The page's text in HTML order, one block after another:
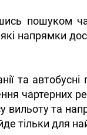
пошуком
напрямки
та
чартерних
вильоту та
тільки для